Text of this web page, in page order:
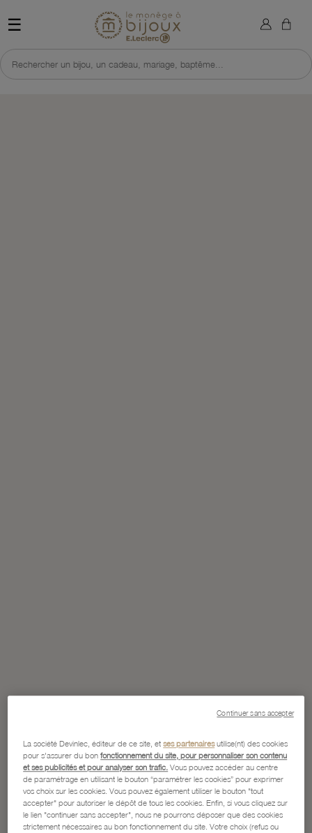
☰ Retour à l'accueil du site
Rechercher un bijou, un cadeau, mariage, baptême...
×
La société Devinlec, éditeur de ce site, etses partenairesutilise(nt) des cookies
pour s'assurer du bonfonctionnement du site, pour personnaliser son contenu
et ses publicités et pour analyser son trafic. Vous pouvez accéder au centre
de paramétrage en utilisant le bouton “paramétrer les cookies” pour exprimer
vos choix sur les cookies. Vous pouvez également utiliser le bouton "tout
accepter" pour autoriser le dépôt de tous les cookies. Enfin, si vous cliquez sur
le lien "continuer sans accepter", nous ne pourrons déposer que des cookies
strictement nécessaires au bon fonctionnement du site. Votre choix (refus ou
Continuer sans accepter